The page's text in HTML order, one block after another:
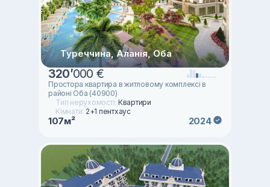
Туреччина, Аланія, Оба
320’000 €
Простора квартира в житловому комплексі в
районі Оба (40900)
Тип нерухомості: Квартири
Кімнати: 2+1 пентхаус
107м² 2024